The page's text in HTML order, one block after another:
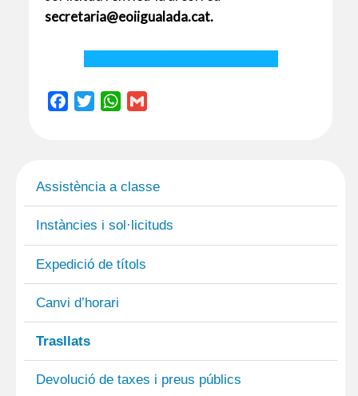
Assistència a classe
Instàncies i sol·licituds
Expedició de títols
Canvi d’horari
Trasllats
Devolució de taxes i preus públics
secretaria@eoiigualada.cat.
b
o
k
t
r
W
s
p
p
l